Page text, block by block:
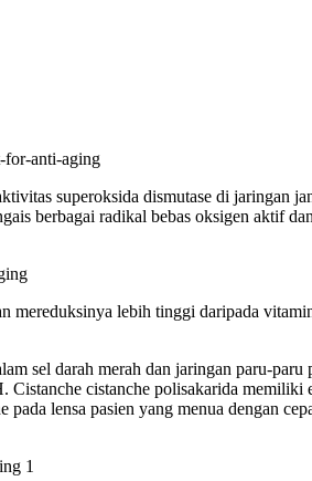
superoksida dismutase di jaringan
berbagai radikal bebas oksigen aktif
lebih tinggi daripada
sel darah merah dan jaringan paru-
cistanche polisakarida memiliki
lensa pasien yang menua dengan